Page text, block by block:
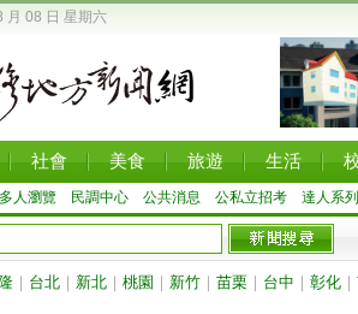
月 08 日 星期六
社會 美食 旅遊 生活
人瀏覽 民調中心 公共消息 公私立招考 達人系列
｜ 台北｜ 新北｜ 桃園 新竹｜ 苗栗｜ 台中 彰化｜